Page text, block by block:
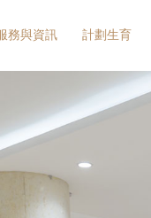
務與資訊 計劃生育